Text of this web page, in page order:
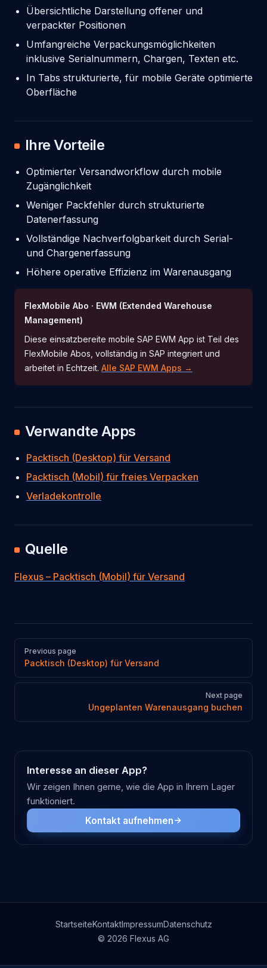
Übersichtliche Darstellung offener und
verpackter Positionen
Umfangreiche Verpackungsmöglichkeiten
inklusive Serialnummern, Chargen, Texten etc.
In Tabs strukturierte, für mobile Geräte optimierte
Oberfläche
Ihre Vorteile
Optimierter Versandworkflow durch mobile
Zugänglichkeit
Weniger Packfehler durch strukturierte
Datenerfassung
Vollständige Nachverfolgbarkeit durch Serial-
und Chargenerfassung
Höhere operative Effizienz im Warenausgang
FlexMobile Abo · EWM (Extended Warehouse
Management)
Diese einsatzbereite mobile SAP EWM App ist Teil des
FlexMobile Abos, vollständig in SAP integriert und
arbeitet in Echtzeit. Alle SAP EWM Apps →
Verwandte Apps
Packtisch (Desktop) für Versand
Packtisch (Mobil) für freies Verpacken
Verladekontrolle
Quelle
Flexus – Packtisch (Mobil) für Versand
Pager
Previous page
Packtisch (Desktop) für Versand
Next page
Ungeplanten Warenausgang buchen
Interesse an dieser App?
Wir zeigen Ihnen gerne, wie die App in Ihrem Lager
funktioniert.
Kontakt aufnehmen
StartseiteKontaktImpressumDatenschutz
© 2026 Flexus AG